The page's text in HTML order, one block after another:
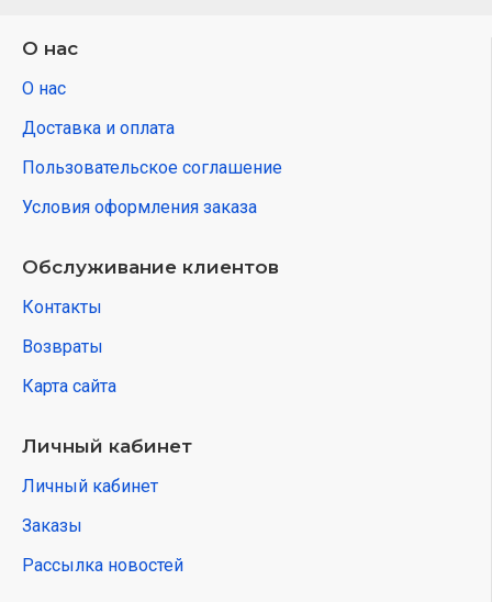
О нас
О нас
Доставка и оплата
Пользовательское соглашение
Условия оформления заказа
Обслуживание клиентов
Контакты
Возвраты
Карта сайта
Личный кабинет
Личный кабинет
Заказы
Рассылка новостей